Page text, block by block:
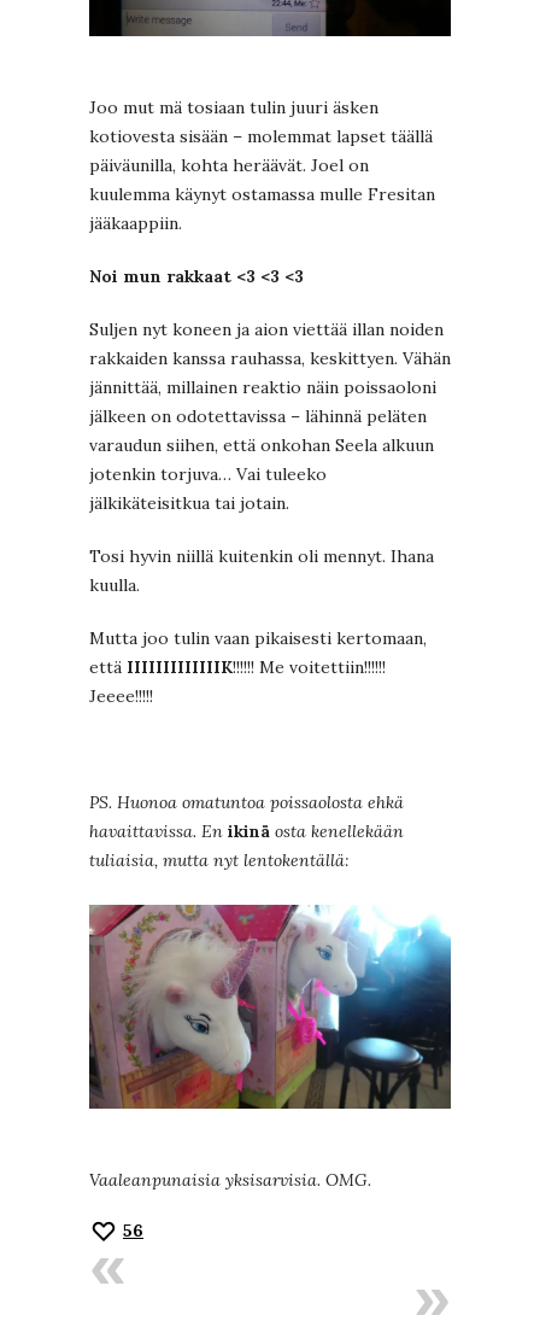
Joo mut mä tosiaan tulin juuri äsken
kotiovesta sisään – molemmat lapset täällä
päiväunilla, kohta heräävät. Joel on
kuulemma käynyt ostamassa mulle Fresitan
jääkaappiin.
Noi mun rakkaat <3 <3 <3
Suljen nyt koneen ja aion viettää illan noiden
rakkaiden kanssa rauhassa, keskittyen. Vähän
jännittää, millainen reaktio näin poissaoloni
jälkeen on odotettavissa – lähinnä peläten
varaudun siihen, että onkohan Seela alkuun
jotenkin torjuva… Vai tuleeko
jälkikäteisitkua tai jotain.
Tosi hyvin niillä kuitenkin oli mennyt. Ihana
kuulla.
Mutta joo tulin vaan pikaisesti kertomaan,
että IIIIIIIIIIIIIK!!!!!! Me voitettiin!!!!!!
Jeeee!!!!!
PS. Huonoa omatuntoa poissaolosta ehkä
havaittavissa. En ikinä osta kenellekään
tuliaisia, mutta nyt lentokentällä:
Vaaleanpunaisia yksisarvisia. OMG.
56